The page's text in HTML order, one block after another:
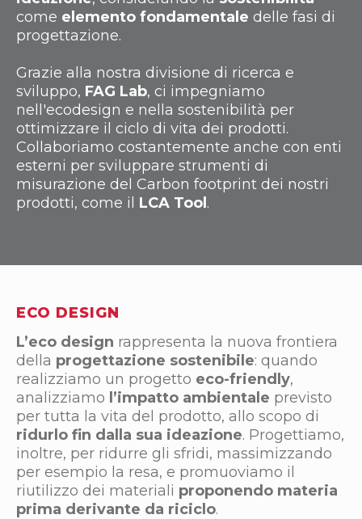
come elemento fondamentale delle fasi di
progettazione.
Grazie alla nostra divisione di ricerca e
sviluppo, FAG Lab, ci impegniamo
nell'ecodesign e nella sostenibilità per
ottimizzare il ciclo di vita dei prodotti.
Collaboriamo costantemente anche con enti
esterni per sviluppare strumenti di
misurazione del Carbon footprint dei nostri
prodotti, come il LCA Tool .
ECO DESIGN
L’eco design rappresenta la nuova frontiera
della progettazione sostenibile: quando
realizziamo un progetto eco-friendly,
analizziamo l’impatto ambientale previsto
per tutta la vita del prodotto, allo scopo di
ridurlo fin dalla sua ideazione. Progettiamo,
inoltre, per ridurre gli sfridi, massimizzando
per esempio la resa, e promuoviamo il
riutilizzo dei materiali proponendo materia
prima derivante da riciclo.